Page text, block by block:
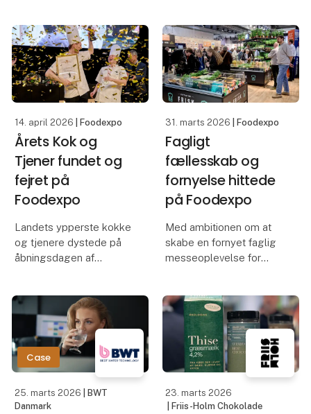
Foodexpo, der samtidig
byder på et nyt
messekoncept.
Fødevarebranchens
centrale mødested
dag to af Foodexpo,
hvor flere prestigefyldte
priser blev uddel
14. april 2026 | Foodexpo
Årets Kok og
Tjener fundet og
fejret på
Foodexpo
Landets ypperste kokke
og tjenere dystede på
åbningsdagen af
blandt andet også bød
på Danmarks Bedste
Konditor og
Danmarksmesterskabet
i Mocktails. I det hele
31. marts 2026 | Foodexpo
Fagligt
fællesskab og
fornyelse hittede
på Foodexpo
Med ambitionen om at
skabe en fornyet faglig
messeoplevelse for
Foodexpo i år på et nyt
messekoncept.
Konceptet samlede
branchen i faglige
fællesskaber fordelt på
Case
25. marts 2026
| BWT
Danmark
23. marts 2026
| Friis-Holm Chokolade